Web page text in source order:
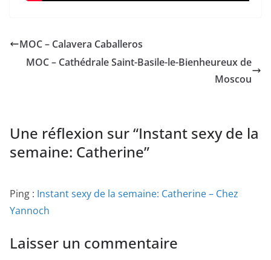
MOC – Calavera Caballeros
MOC – Cathédrale Saint-Basile-le-Bienheureux de
Moscou
Une réflexion sur “Instant sexy de la
semaine: Catherine”
Ping : Instant sexy de la semaine: Catherine – Chez
Yannoch
Laisser un commentaire